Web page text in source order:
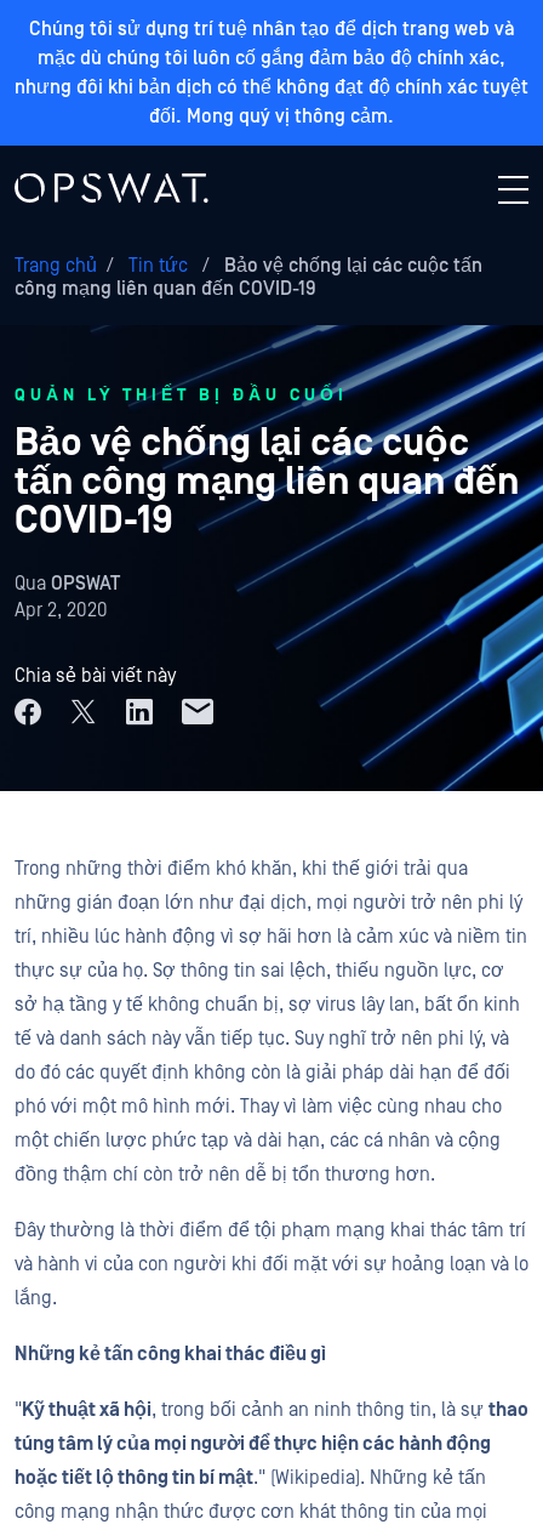
Chúng tôi sử dụng trí tuệ nhân tạo để dịch trang web và
mặc dù chúng tôi luôn cố gắng đảm bảo độ chính xác,
nhưng đôi khi bản dịch có thể không đạt độ chính xác tuyệt
đối. Mong quý vị thông cảm.
Trang chủ / Tin tức /
Bảo vệ chống lại các cuộc tấn
công mạng liên quan đến COVID-19
QUẢN LÝ THIẾT BỊ ĐẦU CUỐI
Bảo vệ chống lại các cuộc
tấn công mạng liên quan đến
COVID-19
Qua OPSWAT
Apr 2, 2020
Chia sẻ bài viết này
Trong những thời điểm khó khăn, khi thế giới trải qua
những gián đoạn lớn như đại dịch, mọi người trở nên phi lý
trí, nhiều lúc hành động vì sợ hãi hơn là cảm xúc và niềm tin
thực sự của họ. Sợ thông tin sai lệch, thiếu nguồn lực, cơ
sở hạ tầng y tế không chuẩn bị, sợ virus lây lan, bất ổn kinh
tế và danh sách này vẫn tiếp tục. Suy nghĩ trở nên phi lý, và
do đó các quyết định không còn là giải pháp dài hạn để đối
phó với một mô hình mới. Thay vì làm việc cùng nhau cho
một chiến lược phức tạp và dài hạn, các cá nhân và cộng
đồng thậm chí còn trở nên dễ bị tổn thương hơn.
Đây thường là thời điểm để tội phạm mạng khai thác tâm trí
và hành vi của con người khi đối mặt với sự hoảng loạn và lo
lắng.
Những kẻ tấn công khai thác điều gì
"Kỹ thuật xã hội, trong bối cảnh an ninh thông tin, là sự thao
túng tâm lý của mọi người để thực hiện các hành động
hoặc tiết lộ thông tin bí mật." (Wikipedia). Những kẻ tấn
công mạng nhận thức được cơn khát thông tin của mọi